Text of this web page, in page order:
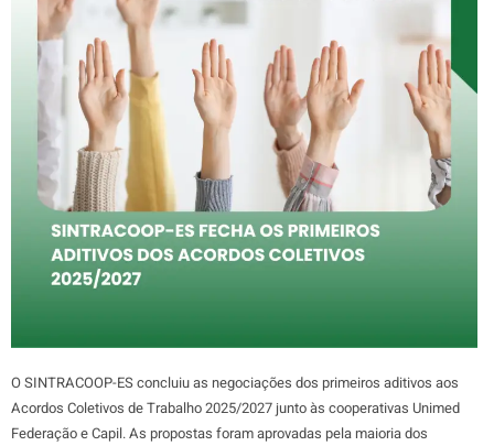
O SINTRACOOP-ES concluiu as negociações dos primeiros aditivos aos
Acordos Coletivos de Trabalho 2025/2027 junto às cooperativas Unimed
Federação e Capil. As propostas foram aprovadas pela maioria dos